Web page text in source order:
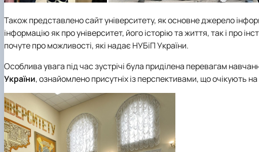
Також представлено сайт університету, як основне джерело
інформацію як про університет, його історію та життя, так і про
почуте про можливості, які надає НУБіП України.
Особлива увага під час зустрічі була приділена перевагам
України, ознайомлено присутніх із перспективами, що очікують на